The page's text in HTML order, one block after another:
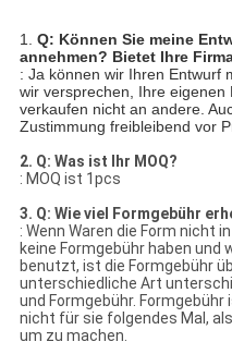
1. Q: Können Sie meine
annehmen? Bietet Ihre
: Ja können wir Ihren Entwurf
wir versprechen, Ihre eigenen
verkaufen nicht an andere.
Zustimmung freibleibend vor
2. Q: Was ist Ihr MOQ?
: MOQ ist 1pcs
3. Q: Wie viel Formgebühr
: Wenn Waren die Form nicht
keine Formgebühr haben und
benutzt, ist die Formgebühr
unterschiedliche Art
und Formgebühr.
nicht für sie folgendes Mal,
um zu machen.